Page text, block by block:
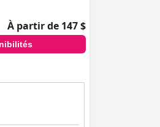
À partir de 147 $